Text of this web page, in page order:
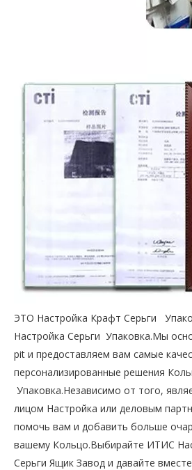
ЭТО Настройка Крафт Серьги
Настройка Серьги Упаковка.Мы
pit и предоставляем вам самые
персонализированные решения
Упаковка.Независимо от того,
лицом Настройка или деловым
помочь вам и добавить больше
вашему Кольцо.Выбирайте ИТИС
Серьги Ящик Завод и давайте